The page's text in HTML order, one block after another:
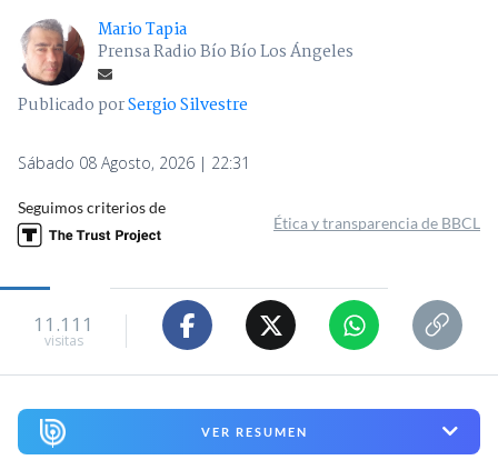
Mario Tapia
Prensa Radio Bío Bío Los Ángeles
Publicado porSergio Silvestre
Sábado 08 Agosto, 2026 | 22:31
Seguimos criterios de
Ética y transparencia de BBCL
11.111
visitas
VER RESUMEN